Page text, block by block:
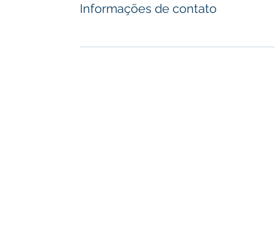
Informações de contato